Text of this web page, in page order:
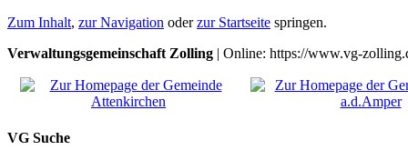
Zum Inhalt, zur Navigation oderzur Startseite springen.
Verwaltungsgemeinschaft Zolling | Online: https://www.vg-
VG Suche